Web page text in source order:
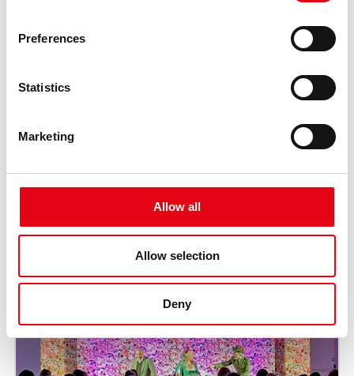
Preferences
Statistics
Marketing
Allow all
Allow selection
Deny